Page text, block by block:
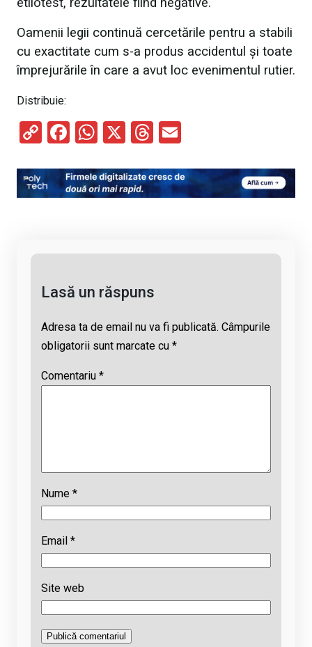
Oamenii legii continuă cercetările pentru a stabili
cu exactitate cum s-a produs accidentul și toate
împrejurările în care a avut loc evenimentul rutier.
Distribuie:
C
py
Li
F
ce
b
W
at
s
X
T
e
a
ail
Lasă un răspuns
Adresa ta de email nu va fi publicată. Câmpurile
obligatorii sunt marcate cu *
Comentariu *
Nume *
Email *
Site web